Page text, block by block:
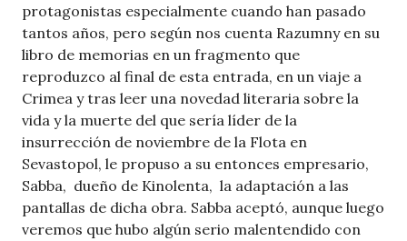
protagonistas especialmente cuando han pasado
tantos años, pero según nos cuenta Razumny en su
libro de memorias en un fragmento que
reproduzco al final de esta entrada, en un viaje a
Crimea y tras leer una novedad literaria sobre la
vida y la muerte del que sería líder de la
insurrección de noviembre de la Flota en
Sevastopol, le propuso a su entonces empresario,
Sabba, dueño de Kinolenta, la adaptación a las
pantallas de dicha obra. Sabba aceptó, aunque luego
veremos que hubo algún serio malentendido con